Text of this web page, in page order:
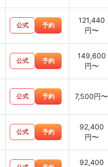
公式 予約
121,440
円〜
公式 予約
149,600
円〜
公式 予約 7,500円〜
公式 予約
92,400
円〜
92,400